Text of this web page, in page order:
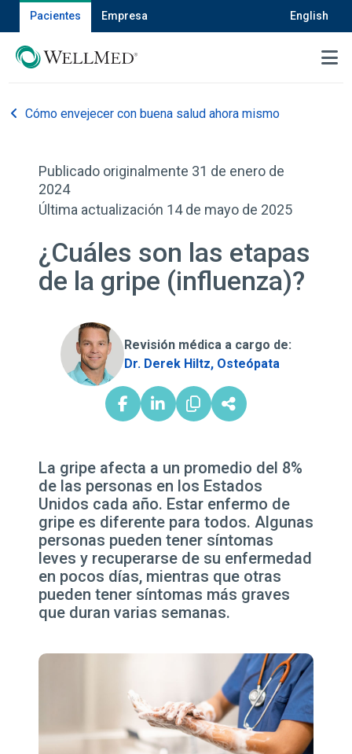
Pacientes Empresa English
MENU
Cómo envejecer con buena salud ahora mismo
Publicado originalmente 31 de enero de
2024
Última actualización 14 de mayo de 2025
¿Cuáles son las etapas
de la gripe (influenza)?
Revisión médica a cargo de:
Dr. Derek Hiltz, Osteópata
La gripe afecta a un promedio del 8%
de las personas en los Estados
Unidos cada año. Estar enfermo de
gripe es diferente para todos. Algunas
personas pueden tener síntomas
leves y recuperarse de su enfermedad
en pocos días, mientras que otras
pueden tener síntomas más graves
que duran varias semanas.